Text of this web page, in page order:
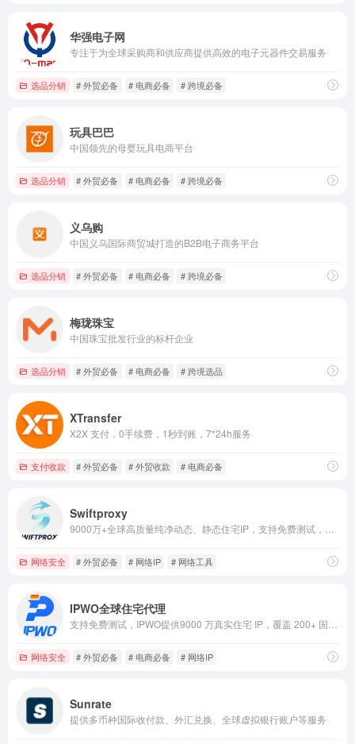
华强电子网
专注于为全球采购商和供应商提供高效的电子元器件交易服务
选品分销 # 外贸必备 # 电商必备 # 跨境必备
玩具巴巴
中国领先的母婴玩具电商平台
选品分销 # 外贸必备 # 电商必备 # 跨境必备
义乌购
中国义乌国际商贸城打造的B2B电子商务平台
选品分销 # 外贸必备 # 电商必备 # 跨境必备
梅珑珠宝
中国珠宝批发行业的标杆企业
选品分销 # 外贸必备 # 电商必备 # 跨境选品
XTransfer
X2X 支付，0手续费，1秒到账，7*24h服务
支付收款 # 外贸必备 # 外贸收款 # 电商必备
Swiftproxy
网络安全 # 外贸必备 # 网络IP # 网络工具
IPWO全球住宅代理
网络安全 # 外贸必备 # 电商必备 # 网络IP
Sunrate
提供多币种国际收付款、外汇兑换、全球虚拟银行账户等服务